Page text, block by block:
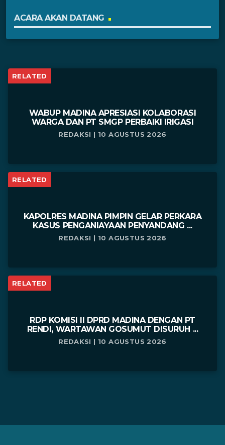
ACARA AKAN DATANG
RELATED
WABUP MADINA APRESIASI KOLABORASI
WARGA DAN PT SMGP PERBAIKI IRIGASI
REDAKSI | 10 AGUSTUS 2026
RELATED
KAPOLRES MADINA PIMPIN GELAR PERKARA
KASUS PENGANIAYAAN PENYANDANG ...
REDAKSI | 10 AGUSTUS 2026
RELATED
RDP KOMISI II DPRD MADINA DENGAN PT
RENDI, WARTAWAN GOSUMUT DISURUH ...
REDAKSI | 10 AGUSTUS 2026